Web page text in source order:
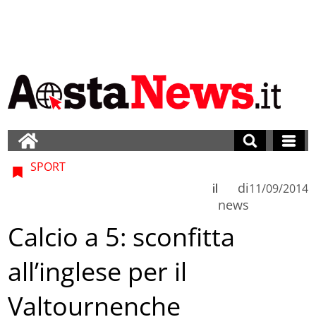
SPORT
di
news
il 11/09/2014
Calcio a 5: sconfitta
all’inglese per il
Valtournenche